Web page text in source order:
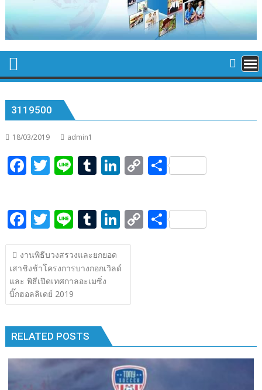
3119500
18/03/2019 admin1
F
b
o
o
k
T
er
Li T
bl
r
Li
e
dI
n
C
y
S
e
F
ac
e
b
o
o
k
T
w
itt
er
Li
n
e
T
u
m
bl
Li
n
e
n
C S
แนะแนว
เรื่อง
งานพิธีบวงสรวงและยกยอด
เสาชิงช้าโครงการบางกอกเวิลด์
และ พิธีเปิดเทศกาลอะเมซิ่ง
บิ๊กฮอลลิเดย์ 2019
RELATED POSTS